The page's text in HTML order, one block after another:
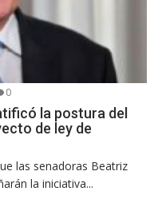
0
la postura del
de ley de
las senadoras Beatriz
la iniciativa...